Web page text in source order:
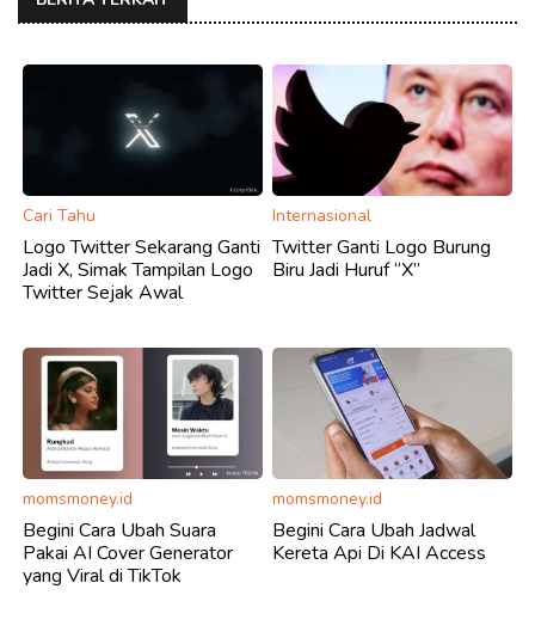
Cari Tahu
Logo Twitter Sekarang Ganti
Jadi X, Simak Tampilan Logo
Twitter Sejak Awal
Internasional
Twitter Ganti Logo Burung
Biru Jadi Huruf “X”
momsmoney.id
Begini Cara Ubah Suara
Pakai AI Cover Generator
yang Viral di TikTok
momsmoney.id
Begini Cara Ubah Jadwal
Kereta Api Di KAI Access